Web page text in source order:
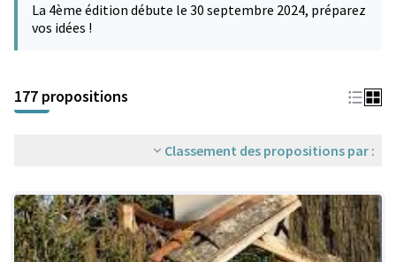
−
La 4ème édition débute le 30 septembre 2024, préparez
vos idées !
177 propositions
Classement des propositions par :